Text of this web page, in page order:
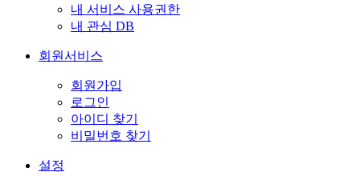
내 서비스 사용권한
내 관심 DB
회원서비스
회원가입
로그인
아이디 찾기
비밀번호 찾기
설정